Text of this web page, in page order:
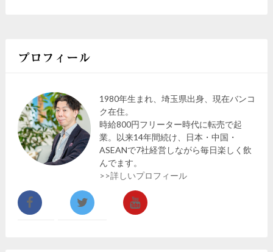
プロフィール
1980年生まれ、埼玉県出身、現在バンコ
ク在住。
時給800円フリーター時代に転売で起
業。以来14年間続け、日本・中国・
ASEANで7社経営しながら毎日楽しく飲
んでます。
>>詳しいプロフィール